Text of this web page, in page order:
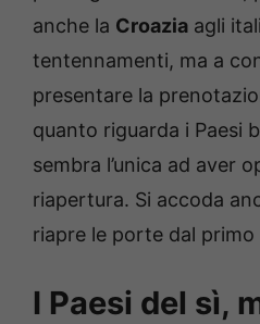
anche la Croazia agli
tentennamenti, ma a
presentare la
quanto riguarda i Paesi
sembra l’unica ad aver
riapertura. Si accoda
riapre le porte dal primo
I Paesi del sì,